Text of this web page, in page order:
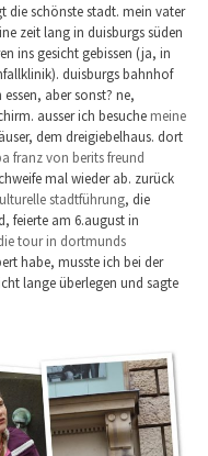
die schönste stadt. mein vater
zeit lang in duisburgs süden
ins gesicht gebissen (ja, in
duisburgs bahnhof
aber sonst? ne,
ausser ich besuche meine
dem dreigiebelhaus. dort
franz von berits freund
mal wieder ab. zurück
stadtführung, die
feierte am 6.august in
tour in dortmunds
habe, musste ich bei der
lange überlegen und sagte